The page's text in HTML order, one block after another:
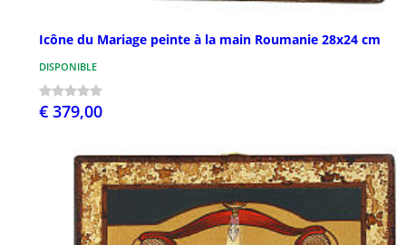
Icône du Mariage peinte à la main Roumanie 28x24 cm
DISPONIBLE
€ 379,00